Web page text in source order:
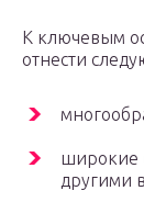
К ключевым
отнести
широкие
другими